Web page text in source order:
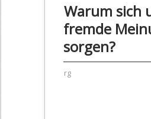
Warum sich
fremde
sorgen?
rg